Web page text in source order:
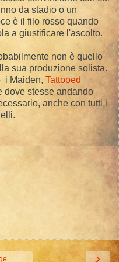
da stadio o un
è il filo rosso quando
a giustificare l'ascolto.
non è quello
sua produzione solista.
i Maiden, Tattooed
dove stesse andando
anche con tutti i
›